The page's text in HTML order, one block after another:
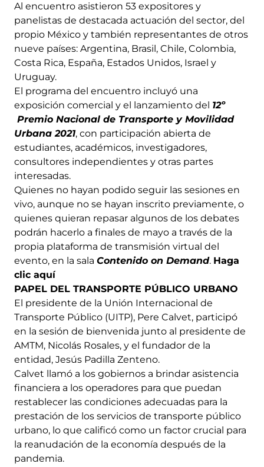
Al encuentro asistieron 53 expositores y
panelistas de destacada actuación del sector, del
propio México y también representantes de otros
nueve países: Argentina, Brasil, Chile, Colombia,
Costa Rica, España, Estados Unidos, Israel y
Uruguay.
El programa del encuentro incluyó una
exposición comercial y el lanzamiento del 12º
Premio Nacional de Transporte y Movilidad
Urbana 2021, con participación abierta de
estudiantes, académicos, investigadores,
consultores independientes y otras partes
interesadas.
Quienes no hayan podido seguir las sesiones en
vivo, aunque no se hayan inscrito previamente, o
quienes quieran repasar algunos de los debates
podrán hacerlo a finales de mayo a través de la
propia plataforma de transmisión virtual del
evento, en la sala Contenido on Demand. Haga
clic aquí
PAPEL DEL TRANSPORTE PÚBLICO URBANO
El presidente de la Unión Internacional de
Transporte Público (UITP), Pere Calvet, participó
en la sesión de bienvenida junto al presidente de
AMTM, Nicolás Rosales, y el fundador de la
entidad, Jesús Padilla Zenteno.
Calvet llamó a los gobiernos a brindar asistencia
financiera a los operadores para que puedan
restablecer las condiciones adecuadas para la
prestación de los servicios de transporte público
urbano, lo que calificó como un factor crucial para
la reanudación de la economía después de la
pandemia.